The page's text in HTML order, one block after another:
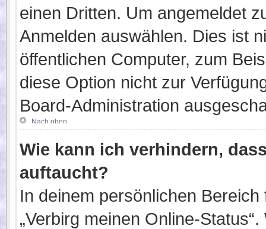
einen Dritten. Um angemeldet
Anmelden auswählen. Dies ist
öffentlichen Computer, zum
diese Option nicht zur
Board-Administration
Nach oben
Wie kann ich verhindern,
auftaucht?
In deinem persönlichen
„Verbirg meinen Online-